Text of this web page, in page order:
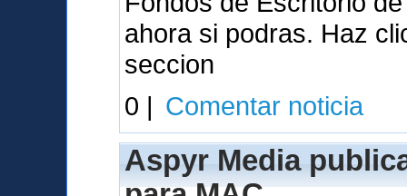
ahora si podras. Haz
seccion
0 | Comentar noticia
Aspyr Media